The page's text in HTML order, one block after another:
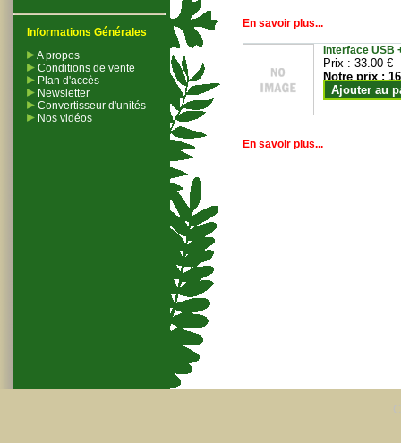
Informations Générales
A propos
Conditions de vente
Plan d'accès
Newsletter
Convertisseur d'unités
Nos vidéos
En savoir plus...
Interface USB
Prix :33.00 €
Notre prix :
Ajouter au
En savoir plus...